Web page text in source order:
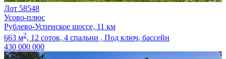
Лот 58548
Усово-плюс
Рублево-Успенское шоссе, 11 км
663 м2, 12 соток, 4 спальни , Под ключ, бассейн
430 000 000